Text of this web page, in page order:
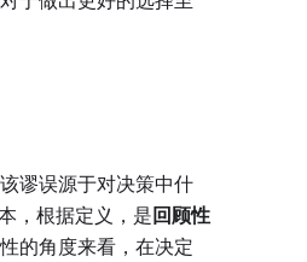
谬误源于对决策中什
，根据定义，是回顾性
的角度来看，在决定